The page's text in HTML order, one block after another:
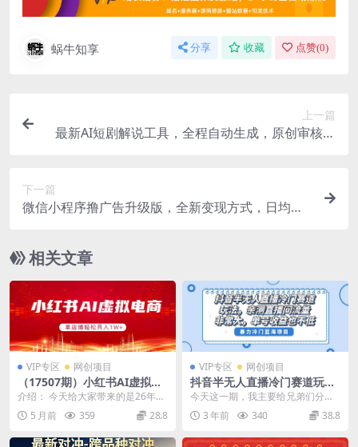
蜗牛知享 分享 收藏 点赞(0)
上一篇
最新AI短剧解说工具，全程自动生成，原创审核无
下一篇
微信小程序撸广告升级版，全新变现方式，日均收
相关文章
VIP专区 网创项目
（17507期）小红书AI虚拟电
商，单店铺轻松月入1W+，可
介绍： 今天给大家带来的是26年风
口项目小红书AI虚拟电商。通过AI
辅助选品发货...
5 月前 359 28.8
VIP专区 网创项目
抖音半无人直播冷门赛道玩
法，直播间流量非常大，单号
今天这一期，我主要给兄弟们分享
一个最近抖音半无.人直播的冷门赛
道的玩法，亲测像这...
3 年前 340 38.8